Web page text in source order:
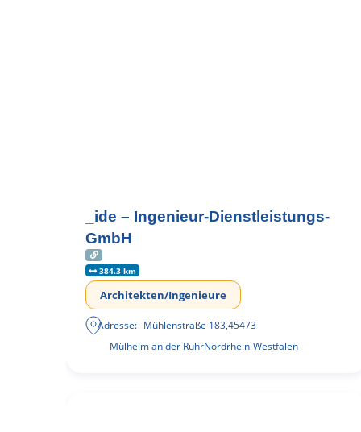
_ide – Ingenieur-Dienstleistungs-
GmbH
384.3 km
Architekten/Ingenieure
Adresse: Mühlenstraße 183,45473
Mülheim an der RuhrNordrhein-Westfalen